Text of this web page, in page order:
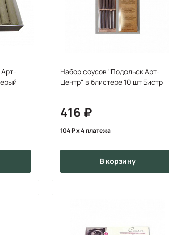
Набор соусов "Подольск Арт-
Центр" в блистере 10 шт Бистр
416
104 x 4 платежа
в корзину